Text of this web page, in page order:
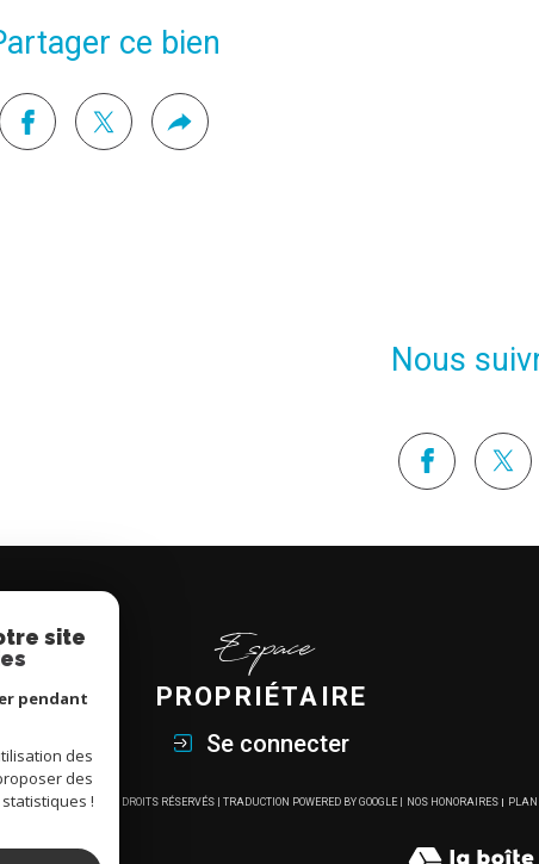
Partager ce bien
Nous
Espace
PROPRIÉTAIRE
Se connecter
© 2026 | TOUS DROITS RÉSERVÉS | TRADUCTION POWERED BY GOOGLE | NOS HONORAIRES PLAN
site
pendant
des
des
!